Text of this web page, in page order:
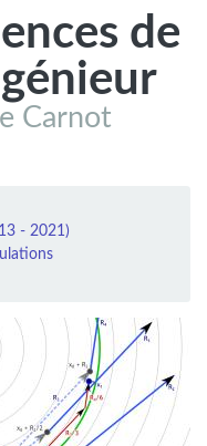
de
Carnot
- 2021)